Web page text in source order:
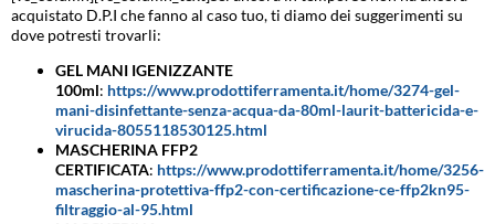
acquistato D.P.I che fanno al caso tuo, ti diamo dei suggerimenti su
dove potresti trovarli:
GEL MANI IGENIZZANTE
100ml: https://www.prodottiferramenta.it/home/3274-gel-
mani-disinfettante-senza-acqua-da-80ml-laurit-battericida-e-
virucida-8055118530125.html
MASCHERINA FFP2
CERTIFICATA: https://www.prodottiferramenta.it/home/3256-
mascherina-protettiva-ffp2-con-certificazione-ce-ffp2kn95-
filtraggio-al-95.html